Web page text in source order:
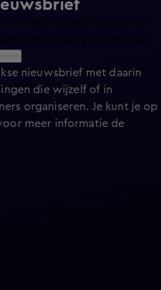
nieuwsbrief met daarin
die wijzelf of in
organiseren. Je kunt je op
meer informatie de